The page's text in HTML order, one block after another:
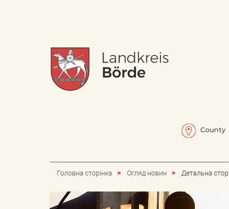
County
Головна сторінка Огляд новин Детальна